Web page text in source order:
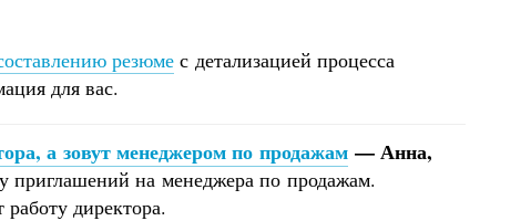
резюме с детализацией процесса
для вас.
а зовут менеджером по продажам — Анна,
приглашений на менеджера по продажам.
директора.